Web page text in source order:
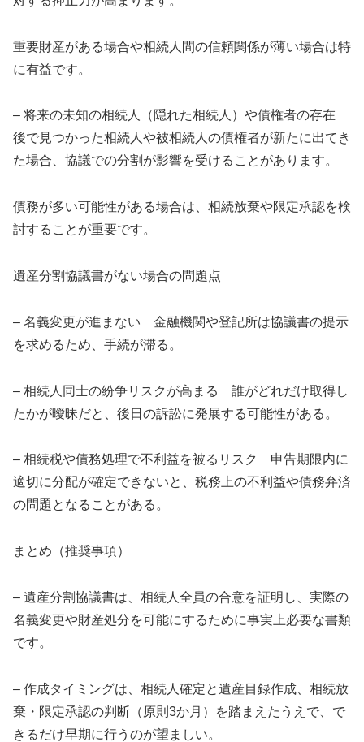
重要財産がある場合や相続人間の信頼関係が薄い場合は特
に有益です。
– 将来の未知の相続人（隠れた相続人）や債権者の存在
後で見つかった相続人や被相続人の債権者が新たに出てき
た場合、協議での分割が影響を受けることがあります。
債務が多い可能性がある場合は、相続放棄や限定承認を検
討することが重要です。
遺産分割協議書がない場合の問題点
– 名義変更が進まない 金融機関や登記所は協議書の提示
を求めるため、手続が滞る。
– 相続人同士の紛争リスクが高まる 誰がどれだけ取得し
たかが曖昧だと、後日の訴訟に発展する可能性がある。
– 相続税や債務処理で不利益を被るリスク 申告期限内に
適切に分配が確定できないと、税務上の不利益や債務弁済
の問題となることがある。
まとめ（推奨事項）
– 遺産分割協議書は、相続人全員の合意を証明し、実際の
名義変更や財産処分を可能にするために事実上必要な書類
です。
– 作成タイミングは、相続人確定と遺産目録作成、相続放
棄・限定承認の判断（原則3か月）を踏まえたうえで、で
きるだけ早期に行うのが望ましい。